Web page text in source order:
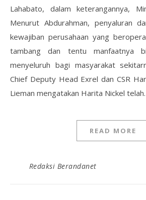
Lahabato, dalam keterangannya,
Menurut Abdurahman, penyaluran
kewajiban perusahaan yang
tambang dan tentu manfaatnya
menyeluruh bagi masyarakat
Chief Deputy Head Exrel dan CSR
Lieman mengatakan Harita Nickel
READ MORE
Redaksi Berandanet